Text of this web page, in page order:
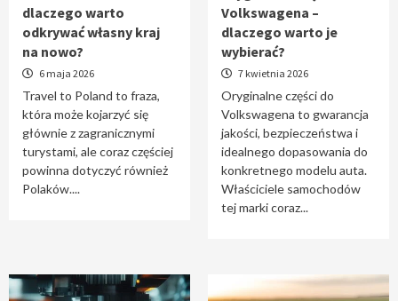
1
Travel to Poland – dlaczego warto odkrywać
własny kraj na nowo?
2
Oryginalne części do Volkswagena –
dlaczego warto je wybierać?
Cięcie laserem i frezowanie CNC –
dlaczego warto
odkrywać własny kraj
na nowo?
6 maja 2026
Travel to Poland to fraza,
która może kojarzyć się
głównie z zagranicznymi
turystami, ale coraz częściej
powinna dotyczyć również
Polaków....
Volkswagena –
dlaczego warto je
wybierać?
7 kwietnia 2026
Oryginalne części do
Volkswagena to gwarancja
jakości, bezpieczeństwa i
idealnego dopasowania do
konkretnego modelu auta.
Właściciele samochodów
tej marki coraz...